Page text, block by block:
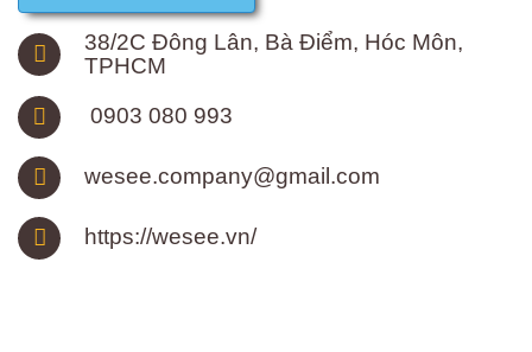
38/2C Đông Lân, Bà Điểm, Hóc Môn,
TPHCM
0903 080 993
wesee.company@gmail.com
https://wesee.vn/